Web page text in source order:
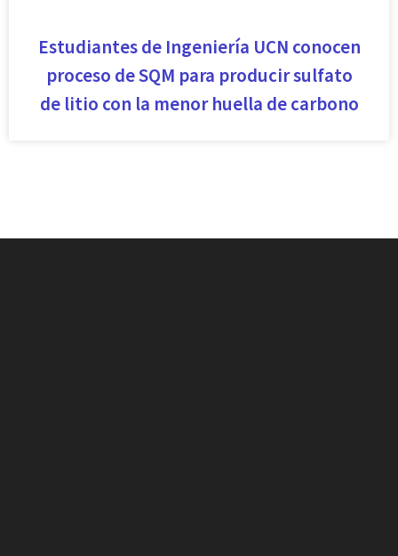
Estudiantes de Ingeniería UCN conocen
proceso de SQM para producir sulfato
de litio con la menor huella de carbono